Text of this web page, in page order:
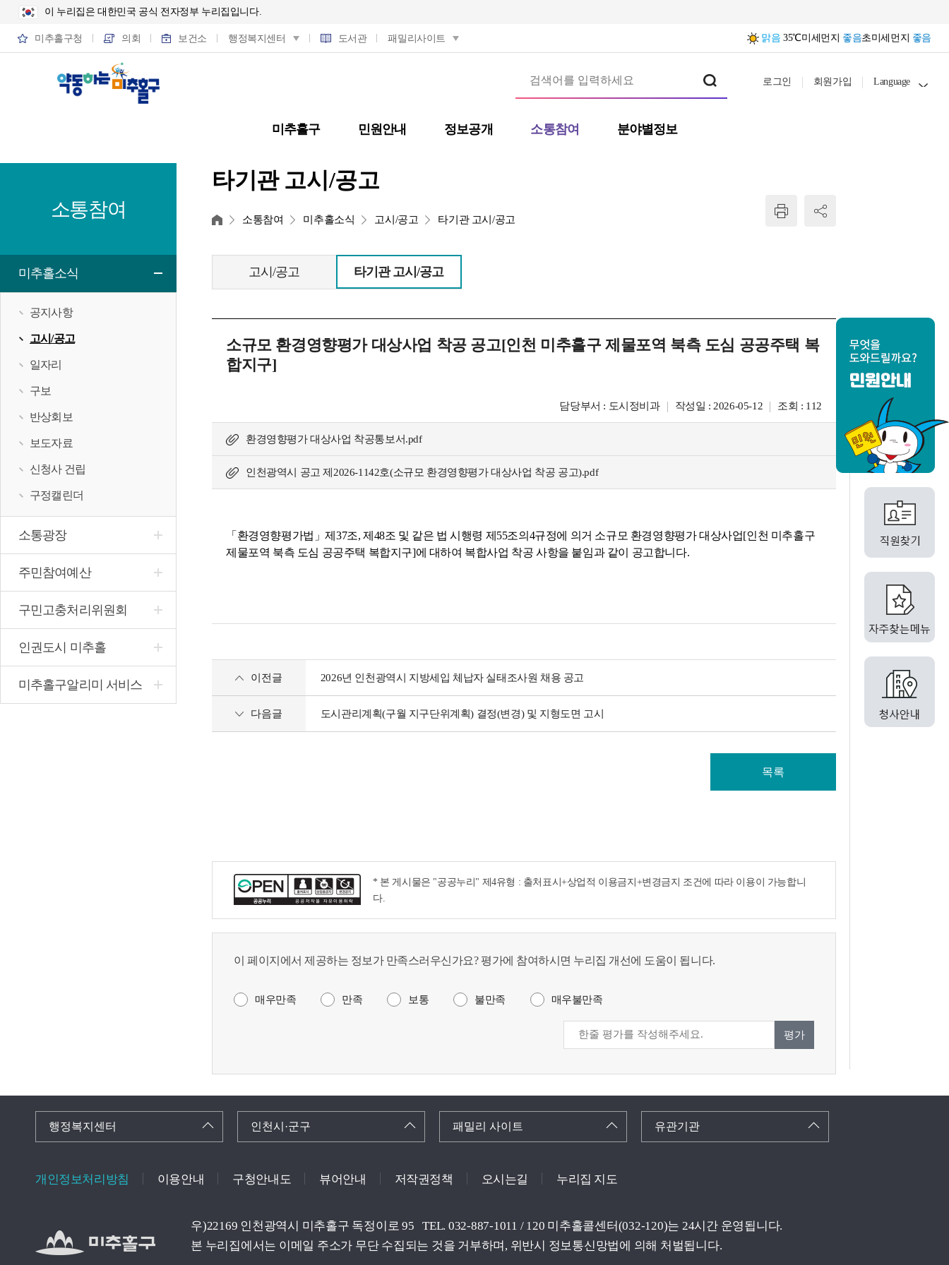
이 누리집은 대한민국 공식 전자정부 누리집입니다.
미추홀구청 의회 보건소 행정복지센터 도서관 패밀리사이트 맑음 35℃미세먼지 좋음초미세먼지 좋음
미추홀구 민원안내 정보공개 소통참여 분야별정보
로그인 회원가입 Language
소통참여
미추홀소식
공지사항
고시/공고
일자리
구보
반상회보
보도자료
신청사 건립
구정캘린더
소통광장
주민참여예산
구민고충처리위원회
인권도시 미추홀
미추홀구알리미 서비스
타기관 고시/공고
홈 소통참여 미추홀소식 고시/공고 타기관 고시/공고
고시/공고 타기관 고시/공고
소규모 환경영향평가 대상사업 착공 공고[인천 미추홀구 제물포역 북측 도심 공공주택 복
합지구]
담당부서 : 도시정비과 작성일 : 2026-05-12 조회 : 112
환경영향평가 대상사업 착공통보서.pdf
인천광역시 공고 제2026-1142호(소규모 환경영향평가 대상사업 착공 공고).pdf
「환경영향평가법」제37조, 제48조 및 같은 법 시행령 제55조의4규정에 의거 소규모 환경영향평가 대상사업[인천 미추홀구
제물포역 북측 도심 공공주택 복합지구]에 대하여 복합사업 착공 사항을 붙임과 같이 공고합니다.
이전글 2026년 인천광역시 지방세입 체납자 실태조사원 채용 공고
다음글 도시관리계획(구월 지구단위계획) 결정(변경) 및 지형도면 고시
목록
* 본 게시물은 "공공누리" 제4유형 : 출처표시+상업적 이용금지+변경금지 조건에 따라 이용이 가능합니
다.
이 페이지에서 제공하는 정보가 만족스러우신가요? 평가에 참여하시면 누리집 개선에 도움이 됩니다.
매우만족 만족 보통 불만족 매우불만족
평가
행정복지센터 인천시·군구 패밀리 사이트 유관기관
개인정보처리방침 이용안내 구청안내도 뷰어안내 저작권정책 오시는길 누리집 지도
우)22169 인천광역시 미추홀구 독정이로 95
TEL. 032-887-1011 / 120 미추홀콜센터(032-120)는 24시간 운영됩니다.
본 누리집에서는 이메일 주소가 무단 수집되는 것을 거부하며, 위반시 정보통신망법에 의해 처벌됩니다.